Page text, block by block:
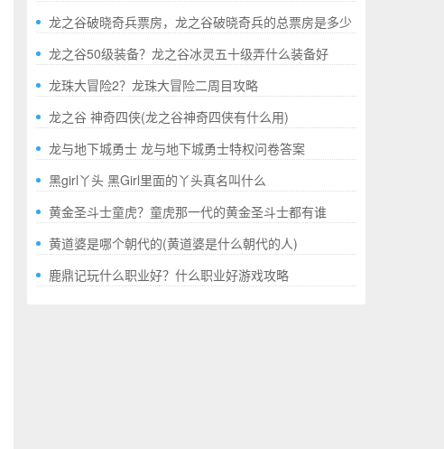
龙之谷破晓奇兵票房，龙之谷破晓奇兵的总票房是多少
龙之谷50级装备？龙之谷冰灵五十级弄什么装备好
龙珠大冒险2？龙珠大冒险二周目攻略
龙之谷 神奇四侠(龙之谷神奇四侠有什么用)
龙与地下城勇士 龙与地下城勇士特权问卷答案
黑girl丫头 黑Girl里面的丫头真名叫什么
黄金圣斗士童虎？童虎那一代的黄金圣斗士都有谁
黄道婆是哪个朝代的(黄道婆是什么朝代的人)
鹿鼎记玩什么职业好？什么职业好游戏攻略